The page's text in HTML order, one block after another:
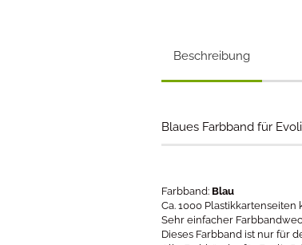
Beschreibung
Blaues Farbband für
Farbband: Blau
Ca. 1000
Sehr einfacher
Dieses Farbband ist nur für